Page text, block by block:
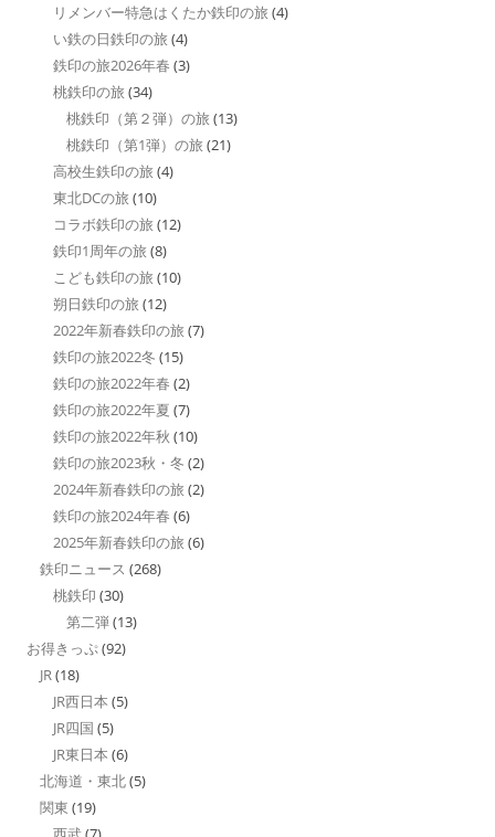
リメンバー特急はくたか鉄印の旅 (4)
い鉄の日鉄印の旅 (4)
鉄印の旅2026年春 (3)
桃鉄印の旅 (34)
桃鉄印（第２弾）の旅 (13)
桃鉄印（第1弾）の旅 (21)
高校生鉄印の旅 (4)
東北DCの旅 (10)
コラボ鉄印の旅 (12)
鉄印1周年の旅 (8)
こども鉄印の旅 (10)
朔日鉄印の旅 (12)
2022年新春鉄印の旅 (7)
鉄印の旅2022冬 (15)
鉄印の旅2022年春 (2)
鉄印の旅2022年夏 (7)
鉄印の旅2022年秋 (10)
鉄印の旅2023秋・冬 (2)
2024年新春鉄印の旅 (2)
鉄印の旅2024年春 (6)
2025年新春鉄印の旅 (6)
鉄印ニュース (268)
桃鉄印 (30)
第二弾(13)
お得きっぷ(92)
JR(18)
JR西日本 (5)
JR四国 (5)
JR東日本 (6)
北海道・東北(5)
関東 (19)